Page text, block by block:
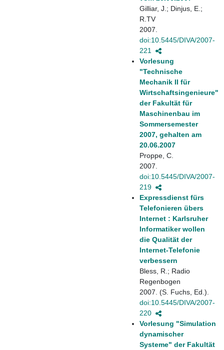
Gilliar, J.; Dinjus, E.;
R.TV
2007.
doi:10.5445/DIVA/2007-
221
Vorlesung
"Technische
Mechanik II für
Wirtschaftsingenieure"
der Fakultät für
Maschinenbau im
Sommersemester
2007, gehalten am
20.06.2007
Proppe, C.
2007.
doi:10.5445/DIVA/2007-
219
Expressdienst fürs
Telefonieren übers
Internet : Karlsruher
Informatiker wollen
die Qualität der
Internet-Telefonie
verbessern
Bless, R.; Radio
Regenbogen
2007. (S. Fuchs, Ed.).
doi:10.5445/DIVA/2007-
220
Vorlesung "Simulation
dynamischer
Systeme" der Fakultät